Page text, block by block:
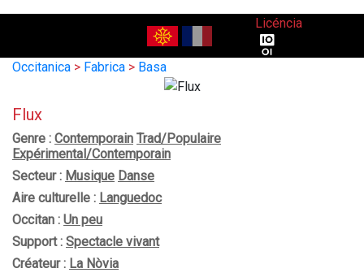
Licéncia
Occitanica > Fabrica > Basa
Flux
Genre : Contemporain Trad/Populaire
Expérimental/Contemporain
Secteur : Musique Danse
Aire culturelle : Languedoc
Occitan : Un peu
Support : Spectacle vivant
Créateur : La Nòvia